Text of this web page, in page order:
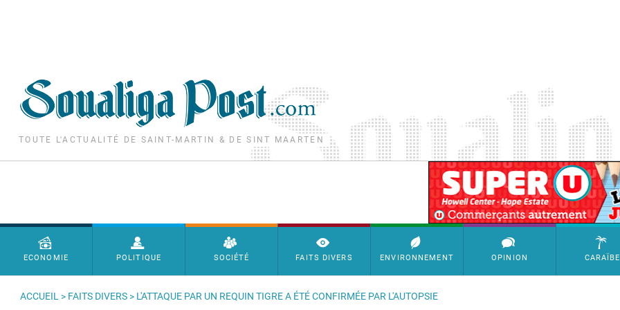
TOUTE L'ACTUALITÉ DE SAINT-MARTIN & DE SINT MAARTEN
SimpleAds Block Bannière
Menu principal
ECONOMIE POLITIQUE SOCIÉTÉ FAITS DIVERS ENVIRONNEMENT OPINION CARAÏBE
ACCUEIL > FAITS DIVERS > L'ATTAQUE PAR UN REQUIN TIGRE A ÉTÉ CONFIRMÉE PAR L'AUTOPSIE